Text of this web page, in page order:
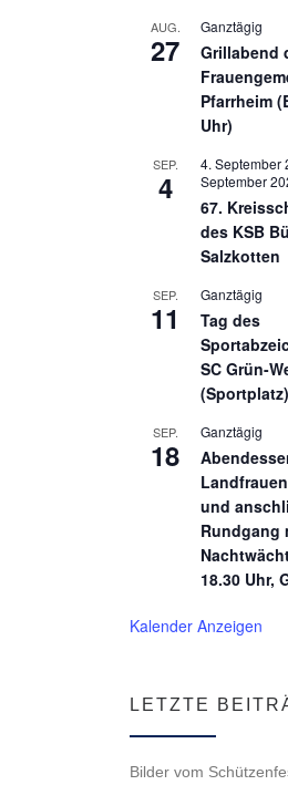
AUG.
27
Ganztägig
Grillabend
Pfarrheim
Uhr)
SEP.
4
4. September
September
67.
des KSB
Salzkotten
SEP.
11
Ganztägig
Tag des
SC Grün-
(Sportplatz)
SEP.
18
Ganztägig
und
Rundgang
18.30 Uhr,
Kalender Anzeigen
LETZTE
Bilder vom